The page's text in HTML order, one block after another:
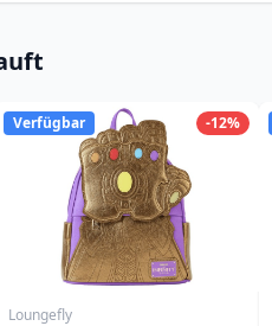
-12%
Verfügbar
Loungefly